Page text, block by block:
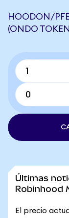
HOODON/
(ONDO
Últimas
Robinhood
El precio